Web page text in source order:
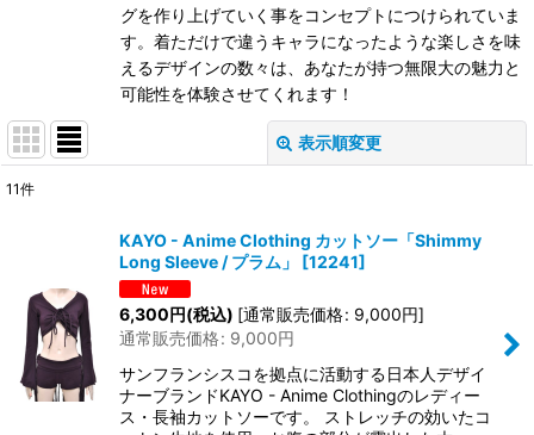
グを作り上げていく事をコンセプトにつけられていま
す。着ただけで違うキャラになったような楽しさを味
えるデザインの数々は、あなたが持つ無限大の魅力と
可能性を体験させてくれます！
表示順変更
並び順:
絞り込む
11件
KAYO - Anime Clothing カットソー「Shimmy
Long Sleeve / プラム」
[12241]
6,300円(税込) [通常販売価格: 9,000円]
通常販売価格: 9,000円
サンフランシスコを拠点に活動する日本人デザイ
ナーブランドKAYO - Anime Clothingのレディー
ス・長袖カットソーです。 ストレッチの効いたコ